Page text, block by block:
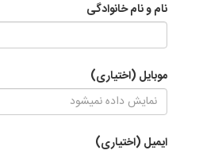
نام و نام خانوادگی
موبایل (اختیاری)
ایمیل (اختیاری)